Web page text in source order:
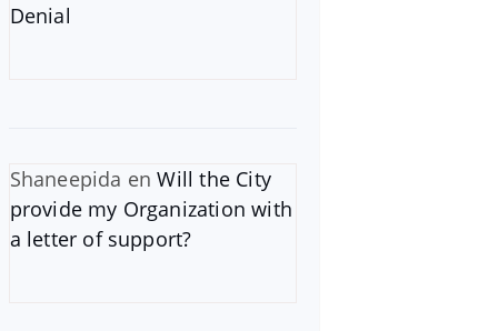
Denial
Shaneepida enWill the City
provide my Organization with
a letter of support?